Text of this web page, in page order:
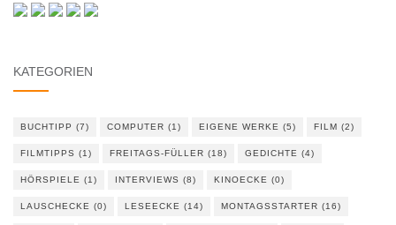
KATEGORIEN
BUCHTIPP (7) COMPUTER (1) EIGENE WERKE (5) FILM (2)
FILMTIPPS (1) FREITAGS-FÜLLER (18) GEDICHTE (4)
HÖRSPIELE (1) INTERVIEWS (8) KINOECKE (0)
LAUSCHECKE (0) LESEECKE (14) MONTAGSSTARTER (16)